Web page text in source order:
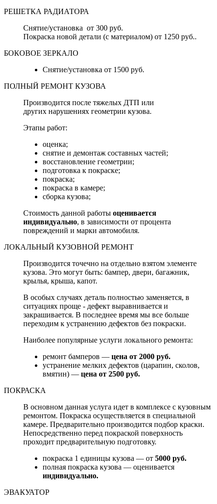
РЕШЕТКА РАДИАТОРА
Снятие/установка от 300 руб.
Покраска новой детали (с материалом) от 1250 руб..
БОКОВОЕ ЗЕРКАЛО
Снятие/установка от 1500 руб.
ПОЛНЫЙ РЕМОНТ КУЗОВА
Производится после тяжелых ДТП или
других нарушениях геометрии кузова.
Этапы работ:
оценка;
снятие и демонтаж составных частей;
восстановление геометрии;
подготовка к покраске;
покраска;
покраска в камере;
сборка кузова;
Стоимость данной работы оценивается
индивидуально, в зависимости от процента
повреждений и марки автомобиля.
ЛОКАЛЬНЫЙ КУЗОВНОЙ РЕМОНТ
Производится точечно на отдельно взятом элементе
кузова. Это могут быть: бампер, двери, багажник,
крылья, крыша, капот.
В особых случаях деталь полностью заменяется, в
ситуациях проще - дефект выравнивается и
закрашивается. В последнее время мы все больше
переходим к устранению дефектов без покраски.
Наиболее популярные услуги локального ремонта:
ремонт бамперов — цена от 2000 руб.
устранение мелких дефектов (царапин, сколов,
вмятин) — цена от 2500 руб.
ПОКРАСКА
В основном данная услуга идет в комплексе с кузовным
ремонтом. Покраска осуществляется в специальной
камере. Предварительно производится подбор краски.
Непосредственно перед покраской поверхность
проходит предварительную подготовку.
покраска 1 единицы кузова — от 5000 руб.
полная покраска кузова — оценивается
индивидуально.
ЭВАКУАТОР